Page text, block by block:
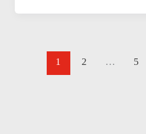
1 2 … 5